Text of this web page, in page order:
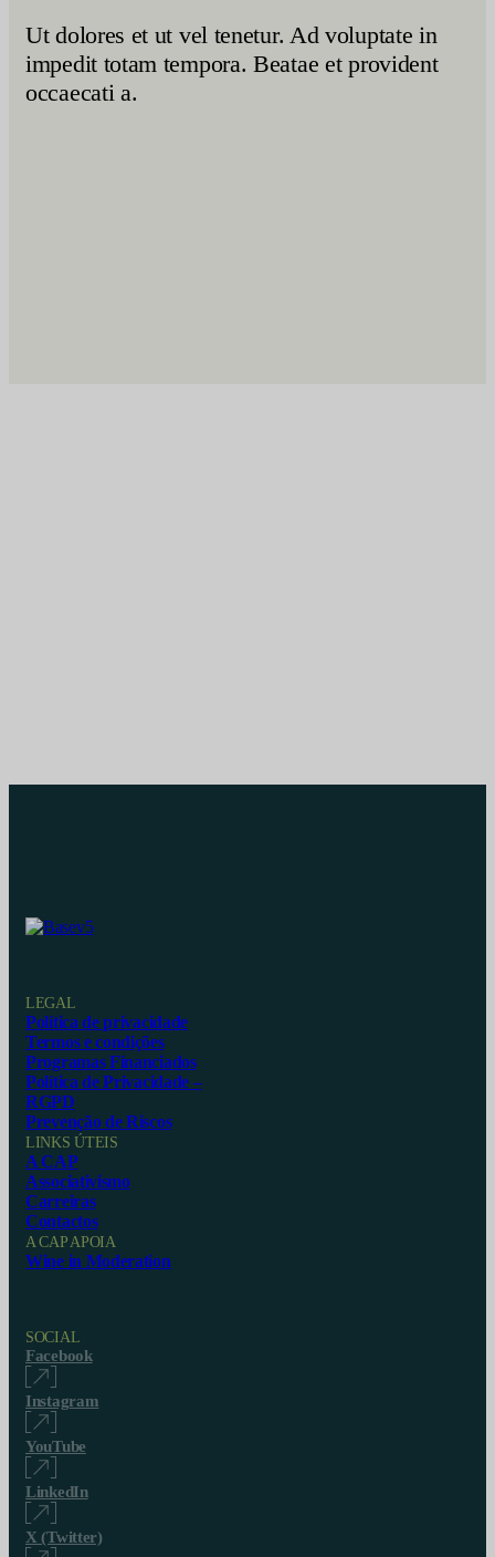
Ut dolores et ut vel tenetur. Ad voluptate in
impedit totam tempora. Beatae et provident
occaecati a.
LEGAL
Política de privacidade
Termos e condições
Programas Financiados
Política de Privacidade –
RGPD
Prevenção de Riscos
LINKS ÚTEIS
A CAP
Associativismo
Carreiras
Contactos
A CAP APOIA
Wine in Moderation
SOCIAL
Facebook
Instagram
YouTube
LinkedIn
X (Twitter)